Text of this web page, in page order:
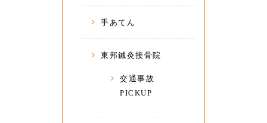
手あてん
東邦鍼灸接骨院
交通事故
PICKUP